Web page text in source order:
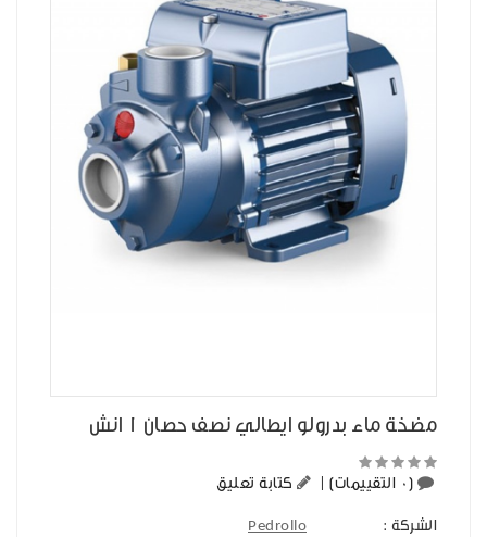
مضخة ماء بدرولو ايطالي نصف حصان 1 انش
(0 التقييمات) كتابة تعليق
الشركة :
Pedrollo